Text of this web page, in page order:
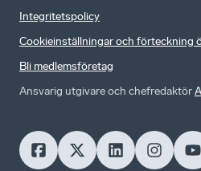
Integritetspolicy
Cookieinställningar och förteckning
Bli medlemsföretag
Ansvarig utgivare och chefredaktör